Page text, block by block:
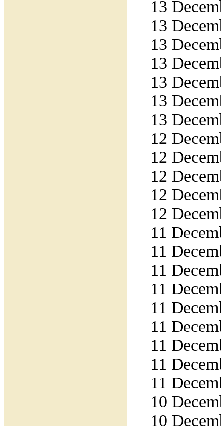
13
13
13
13
13
13
13
12
12
12
12
12
11
11
11
11
11
11
11
11
11
10
10